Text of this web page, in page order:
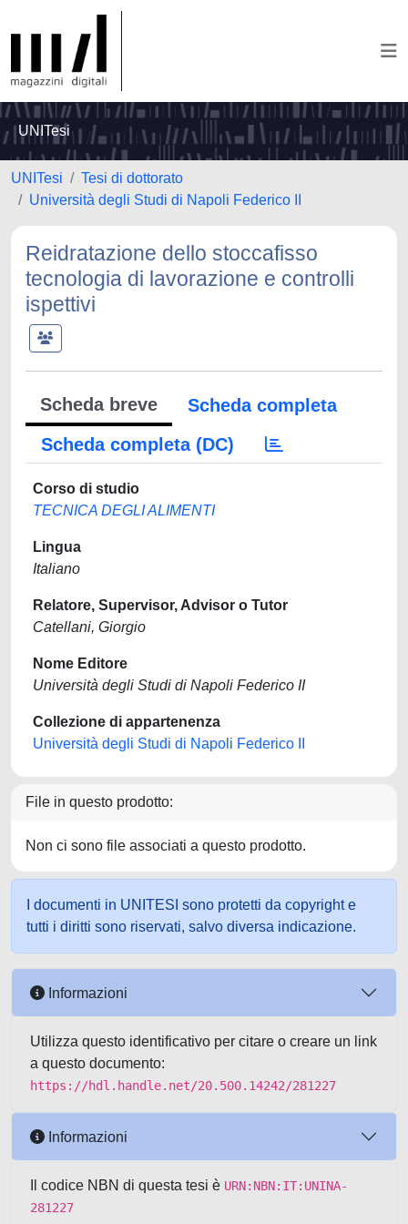
UNITesi
UNITesi
Tesi di dottorato
Università degli Studi di Napoli Federico II
Reidratazione dello stoccafisso
tecnologia di lavorazione e controlli
ispettivi
Scheda breve
Scheda completa
Scheda completa (DC)
Corso di studio
TECNICA DEGLI ALIMENTI
Lingua
Italiano
Relatore, Supervisor, Advisor o Tutor
Catellani, Giorgio
Nome Editore
Università degli Studi di Napoli Federico II
Collezione di appartenenza
Università degli Studi di Napoli Federico II
File in questo prodotto:
Non ci sono file associati a questo prodotto.
I documenti in UNITESI sono protetti da copyright e
tutti i diritti sono riservati, salvo diversa indicazione.
Informazioni
Utilizza questo identificativo per citare o creare un link
a questo documento:
https://hdl.handle.net/20.500.14242/281227
Informazioni
Il codice NBN di questa tesi è URN:NBN:IT:UNINA-
281227